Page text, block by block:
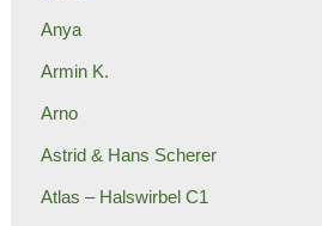
Anya
Armin K.
Arno
Astrid & Hans Scherer
Atlas – Halswirbel C1